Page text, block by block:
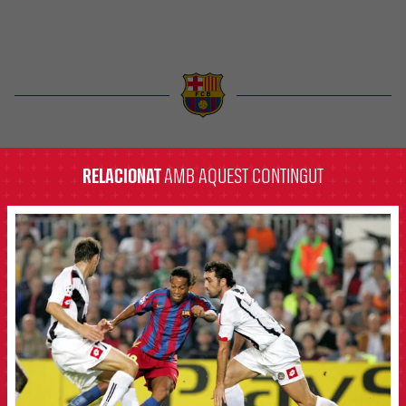
RELACIONATAMB AQUEST CONTINGUT
FCB Barcelona badge